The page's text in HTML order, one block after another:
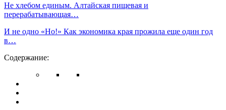
Не хлебом единым. Алтайская пищевая и
перерабатывающая…
И не одно «Но!» Как экономика края прожила еще один год
в…
Содержание: